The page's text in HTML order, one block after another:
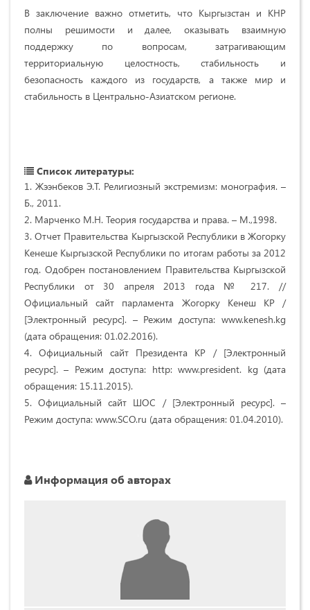
В заключение важно отметить, что Кыргызстан и КНР
полны решимости и далее, оказывать взаимную
поддержку по вопросам, затрагивающим
территориальную целостность, стабильность и
безопасность каждого из государств, а также мир и
стабильность в Центрально-Азиатском регионе.
Список литературы:
1. Жээнбеков Э.Т. Религиозный экстремизм: монография. –
Б., 2011.
2. Марченко М.Н. Теория государства и права. – М.,1998.
3. Отчет Правительства Кыргызской Республики в Жогорку
Кенеше Кыргызской Республики по итогам работы за 2012
год. Одобрен постановлением Правительства Кыргызской
Республики от 30 апреля 2013 года № 217. //
Официальный сайт парламента Жогорку Кенеш КР /
[Электронный ресурс]. – Режим доступа: www.kenesh.kg
(дата обращения: 01.02.2016).
4. Официальный сайт Президента КР / [Электронный
ресурс]. – Режим доступа: http: www.president. kg (дата
обращения: 15.11.2015).
5. Официальный сайт ШОС / [Электронный ресурс]. –
Режим доступа: www.SCO.ru (дата обращения: 01.04.2010).
Информация об авторах